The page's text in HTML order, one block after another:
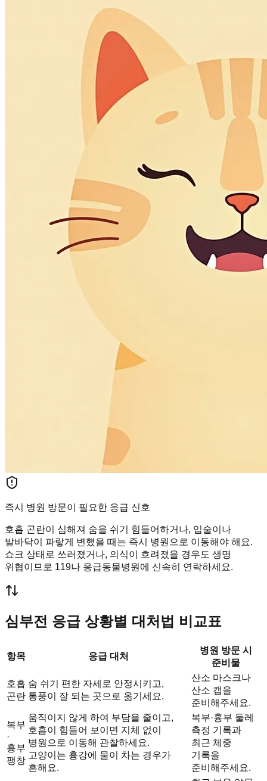
즉시 병원 방문이 필요한 응급 신호
호흡 곤란이 심해져 숨을 쉬기 힘들어하거나, 입술이나
발바닥이 파랗게 변했을 때는 즉시 병원으로 이동해야 해요.
쇼크 상태로 쓰러졌거나, 의식이 흐려졌을 경우도 생명
위협이므로 119나 응급동물병원에 신속히 연락하세요.
심부전 응급 상황별 대처법 비교표
항목 응급 대처
병원 방문 시
준비물
호흡
곤란
숨 쉬기 편한 자세로 안정시키고,
통풍이 잘 되는 곳으로 옮기세요.
산소 마스크나
산소 캡을
준비해주세요.
복부
·
흉부
팽창
움직이지 않게 하여 부담을 줄이고,
호흡이 힘들어 보이면 지체 없이
병원으로 이동해 관찰하세요.
고양이는 흉강에 물이 차는 경우가
흔해요.
복부·흉부 둘레
측정 기록과
최근 체중
기록을
준비해주세요.